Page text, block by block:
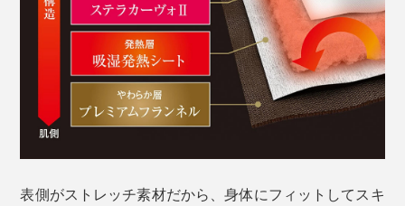
表側がストレッチ素材だから、身体にフィットしてスキ